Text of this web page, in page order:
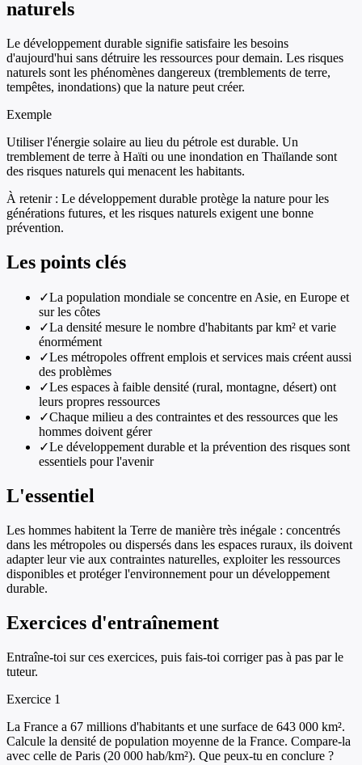
naturels
Le développement durable signifie satisfaire les besoins
d'aujourd'hui sans détruire les ressources pour demain. Les risques
naturels sont les phénomènes dangereux (tremblements de terre,
tempêtes, inondations) que la nature peut créer.
Exemple
Utiliser l'énergie solaire au lieu du pétrole est durable. Un
tremblement de terre à Haïti ou une inondation en Thaïlande sont
des risques naturels qui menacent les habitants.
À retenir : Le développement durable protège la nature pour les
générations futures, et les risques naturels exigent une bonne
prévention.
Les points clés
✓La population mondiale se concentre en Asie, en Europe et
sur les côtes
✓La densité mesure le nombre d'habitants par km² et varie
énormément
✓Les métropoles offrent emplois et services mais créent aussi
des problèmes
✓Les espaces à faible densité (rural, montagne, désert) ont
leurs propres ressources
✓Chaque milieu a des contraintes et des ressources que les
hommes doivent gérer
✓Le développement durable et la prévention des risques sont
essentiels pour l'avenir
L'essentiel
Les hommes habitent la Terre de manière très inégale : concentrés
dans les métropoles ou dispersés dans les espaces ruraux, ils doivent
adapter leur vie aux contraintes naturelles, exploiter les ressources
disponibles et protéger l'environnement pour un développement
durable.
Exercices d'entraînement
Entraîne-toi sur ces exercices, puis fais-toi corriger pas à pas par le
tuteur.
Exercice 1
La France a 67 millions d'habitants et une surface de 643 000 km².
Calcule la densité de population moyenne de la France. Compare-la
avec celle de Paris (20 000 hab/km²). Que peux-tu en conclure ?